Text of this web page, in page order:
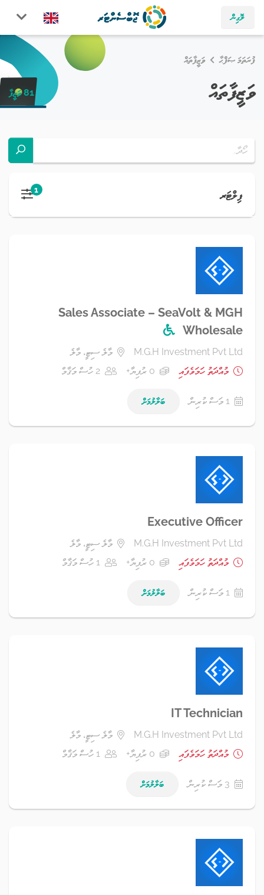
ލޮގިން
ފުރަތަމަ ޞަފްޙާ ވަޒީފާތައް
ވަޒީފާތައް 81 ވަޒީފާ
ފިލްޓަރ 1
Sales Associate – SeaVolt & MGH
Wholesale
M.G.H Investment Pvt Ltd
މާލެ ސިޓީ، މާލެ
މުއްދަތު ހަމަވެފައި
0 ރުފިޔާ+ 2 ހުސް މަޤާމް
1 މަސް ކުރިން ބަލާލުމަށް
Executive Officer
M.G.H Investment Pvt Ltd
މާލެ ސިޓީ، މާލެ
މުއްދަތު ހަމަވެފައި
0 ރުފިޔާ+ 1 ހުސް މަޤާމް
1 މަސް ކުރިން ބަލާލުމަށް
IT Technician
M.G.H Investment Pvt Ltd
މާލެ ސިޓީ، މާލެ
މުއްދަތު ހަމަވެފައި
0 ރުފިޔާ+ 1 ހުސް މަޤާމް
3 މަސް ކުރިން ބަލާލުމަށް